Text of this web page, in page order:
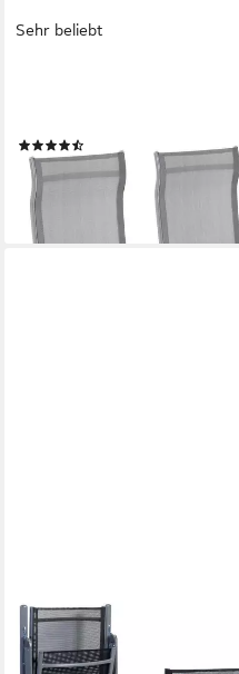
Sehr beliebt
159,99 € 269,99 €
-41%
lieferbar - in 4-5 Werktagen bei dir
CCLIFE
Klappstuhl Gartenstühle
Camping, 2er Set